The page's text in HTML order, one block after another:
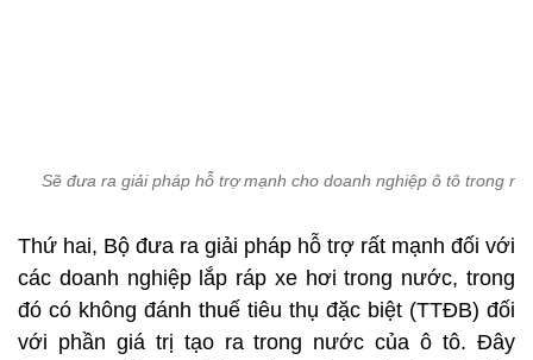
Sẽ đưa ra giải pháp hỗ trợ mạnh cho doanh nghiệp ô tô trong
Thứ hai, Bộ đưa ra giải pháp hỗ trợ rất mạnh đối với
các doanh nghiệp lắp ráp xe hơi trong nước, trong
đó có không đánh thuế tiêu thụ đặc biệt (TTĐB) đối
với phần giá trị tạo ra trong nước của ô tô. Đây